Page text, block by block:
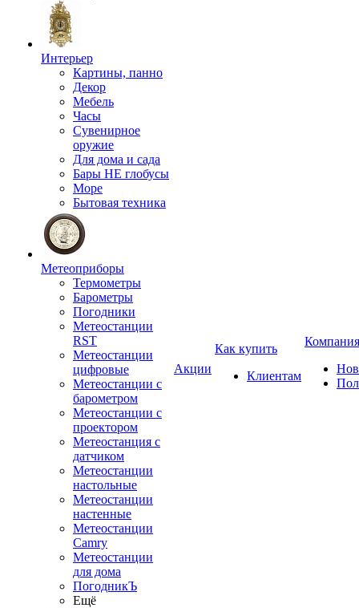
Интерьер
Картины, панно
Декор
Мебель
Часы
Сувенирное
оружие
Для дома и сада
Бары НЕ глобусы
Море
Бытовая техника
Метеоприборы
Термометры
Барометры
Погодники
Метеостанции
RST
Метеостанции
цифровые
Метеостанции с
барометром
Метеостанции с
проектором
Метеостанция с
датчиком
Метеостанции
настольные
Метеостанции
настенные
Метеостанции
Camry
Метеостанции
для дома
ПогодникЪ
Ещё
Акции
Как купить
Клиентам
Компания